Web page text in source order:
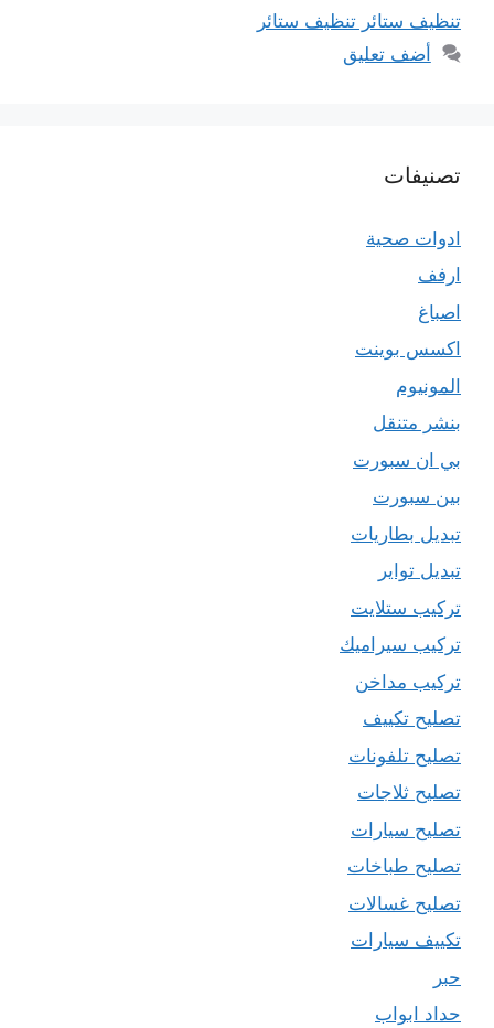
تنظيف ستائر تنظيف ستائر
أضف تعليق
تصنيفات
ادوات صحية
ارفف
اصباغ
اكسس بوينت
المونيوم
بنشر متنقل
بي ان سبورت
بين سبورت
تبديل بطاريات
تبديل تواير
تركيب ستلايت
تركيب سيراميك
تركيب مداخن
تصليح تكييف
تصليح تلفونات
تصليح ثلاجات
تصليح سيارات
تصليح طباخات
تصليح غسالات
تكييف سيارات
حبر
حداد ابواب